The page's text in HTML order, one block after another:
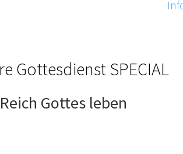
Gottesdienst SPECIAL
Gottes leben